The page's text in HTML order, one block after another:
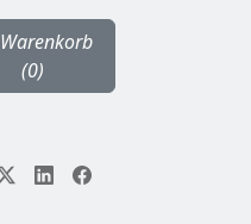
Warenkorb
(0)